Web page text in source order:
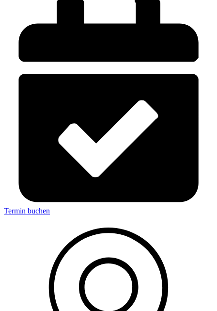
Termin buchen